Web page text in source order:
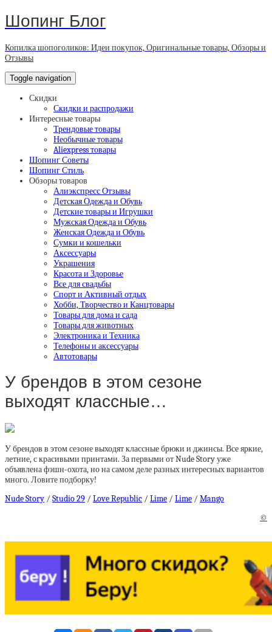
Шопинг Блог
Копилка шопоголиков: Идеи покупок, Оригинальные товары, Обзоры и
Отзывы
Toggle navigation
Скидки
Скидки и распродажи
Интересные товары
Трендовые товары
Необычные товары
Aliexpress товары
Шопинг Советы
Шопинг Стиль
Обзоры товаров
Алиэкспресс Отзывы
Детская Одежда и Обувь
Детские товары и Игрушки
Мужская Одежда и Обувь
Женская Одежда и Обувь
Сумки и кошельки
Аксессуары
Украшения
Красота и Здоровье
Все для свадьбы
Спорт и Активный отдых
Хобби, Творчество и Канцтовары
Товары для дома и сада
Товары для животных
Электроника и Техника
Телефоны и аксессуары
Автотовары
У брендов в этом сезоне
выходят классные…
У брендов в этом сезоне выходят классные брюки и джинсы. Все яркие,
летние, с красивыми принтами. За первыми от Nude Story уже
объявлена фэшн-охота, но на самом деле разных интересных вариантов
много. Ловите подборку!
Nude Story / Studio 29 / Love Republic / Lime / Lime / Mango
©